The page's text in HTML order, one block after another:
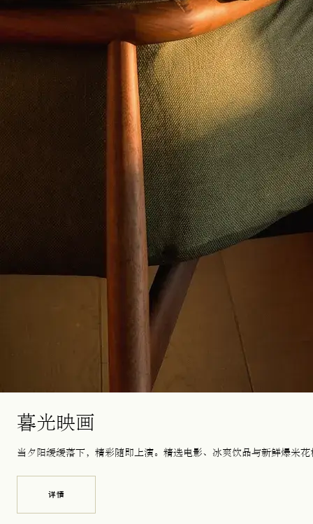
暮光映画
当夕阳缓缓落下，精彩随即上演。精选电影、冰爽饮品与新鲜爆米
详情